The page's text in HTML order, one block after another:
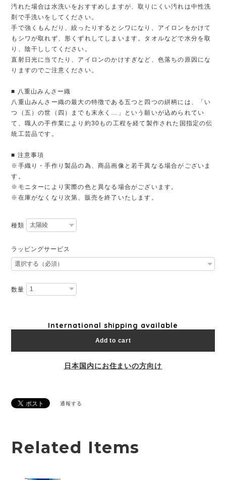
汚れた場合は水洗いをおすすめしますが、取りにくい汚れは中性洗
剤で手洗いをしてください。
手で強くもんだり、絞ったりするとシワになり、アイロンをかけて
もシワが取れず、形くずれしてしまいます。タオルなどで水分を取
り、陰干ししてください。
直射日光に当てたり、アイロンのかけすぎなど、色落ちの原因にな
りますのでご注意ください。
■ 八重山みんさー織
八重山みんさー織の最大の特徴である五つと四つの絣柄には、「い
つ（五）の世（四）までも末永く…」という願いが込められてい
て、職人の手作業により約30もの工程を経て製作された国指定の伝
統工芸品です。
■ 注意事項
※手織り・手作り製品の為、商品画像と若干異なる場合がございま
す。
※モニターにより実際の色と異なる場合がございます。
※在庫がなくなり次第、販売を終了いたします。
種類
ラッピングサービス
数量
International shipping available
Add to cart
日本国内にお住まいの方向け
通報する
Related Items